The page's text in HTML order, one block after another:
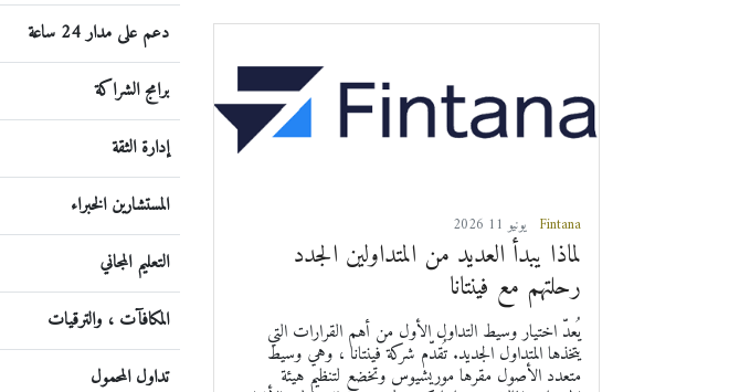
دعم على مدار 24 ساعة
برامج الشراكة
إدارة الثقة
المستشارين الخبراء
التعليم المجاني
المكافآت ، والترقيات
تداول المحمول
2026 يونيو 11 Fintana
لماذا يبدأ العديد من المتداولين الجدد
رحلتهم مع فينتانا
يُعدّ اختيار وسيط التداول الأول من أهم القرارات التي
يتخذها المتداول الجديد. تُقدّم شركة فينتانا ، وهي وسيط
متعدد الأصول مقرها موريشيوس وتخضع لتنظيم هيئة